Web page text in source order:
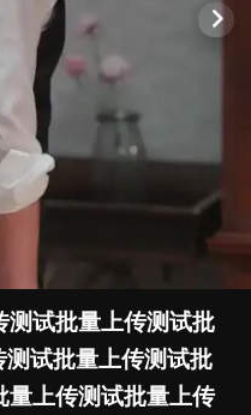
试批量上传测试批
试批量上传测试批
上传测试批量上传